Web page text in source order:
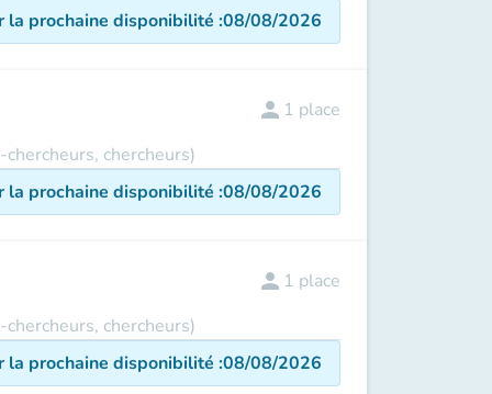
la prochaine disponibilité :08/08/2026
chercheurs)
person 1 place
la prochaine disponibilité :08/08/2026
chercheurs)
person 1 place
la prochaine disponibilité :08/08/2026